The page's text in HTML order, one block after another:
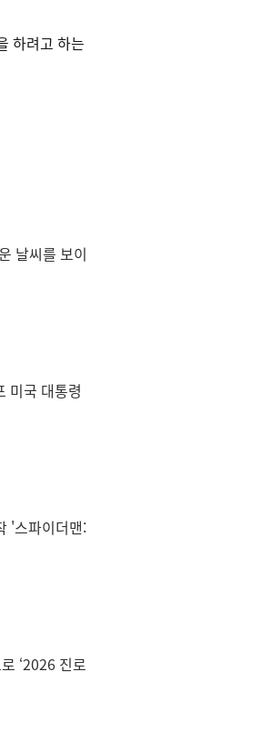
하려고 하는
날씨를 보이
미국 대통령
'스파이더맨:
‘2026 진로